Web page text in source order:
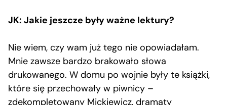
JK: Jakie jeszcze były ważne lektury?
Nie wiem, czy wam już tego nie opowiadałam.
Mnie zawsze bardzo brakowało słowa
drukowanego. W domu po wojnie były te książki,
które się przechowały w piwnicy –
zdekompletowany Mickiewicz, dramaty